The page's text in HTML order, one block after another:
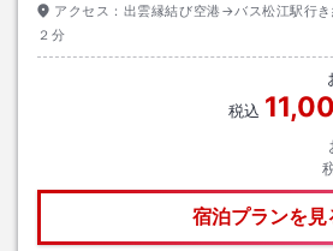
アクセス： 出雲縁結び空港→バス松江駅行
２分
税込
宿泊プランを見